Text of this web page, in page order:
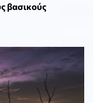
βασικούς